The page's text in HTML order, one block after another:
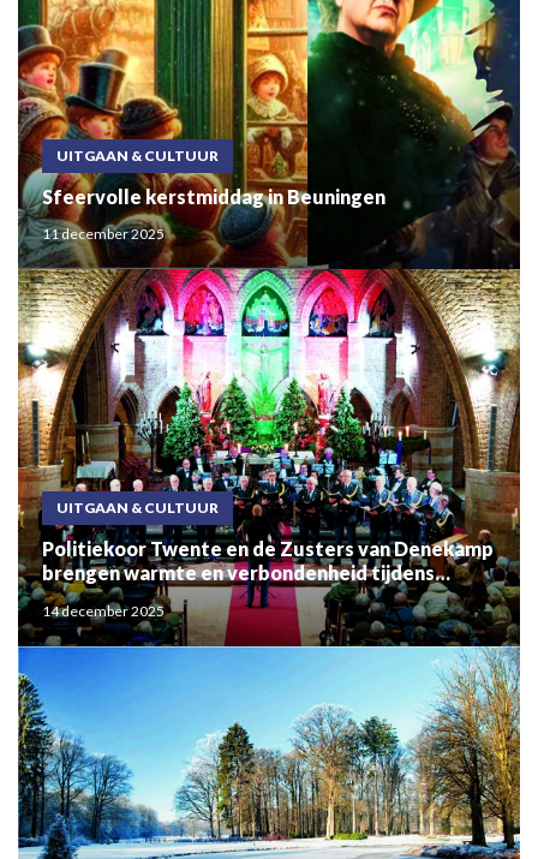
UITGAAN & CULTUUR
Sfeervolle kerstmiddag in Beuningen
11 december 2025
UITGAAN & CULTUUR
Politiekoor Twente en de Zusters van Denekamp
brengen warmte en verbondenheid tijdens
sfeervol kerstconcert
14 december 2025